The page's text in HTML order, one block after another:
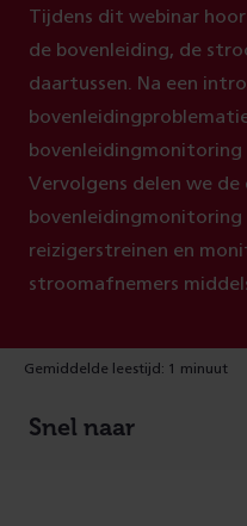
Tijdens dit webinar
de bovenleiding, de
daartussen. Na een
bovenleidingmonitoring
Vervolgens delen we
bovenleidingmonitoring
reizigerstreinen en
stroomafnemers
Gemiddelde leestijd: 1 minuut
Snel naar